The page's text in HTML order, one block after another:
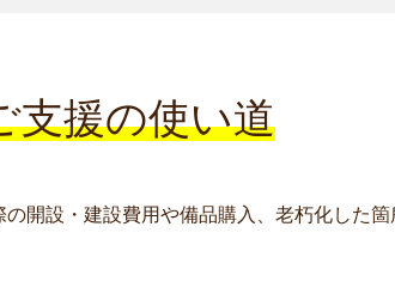
支援の使い道
開設・建設費用や備品購入、老朽化した